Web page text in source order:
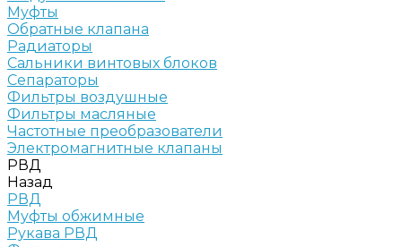
Муфты
Обратные клапана
Радиаторы
Сальники винтовых блоков
Сепараторы
Фильтры воздушные
Фильтры масляные
Частотные преобразователи
Электромагнитные клапаны
РВД
Назад
РВД
Муфты обжимные
Рукава РВД